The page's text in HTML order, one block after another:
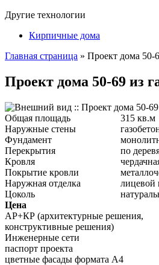
Другие технологии
Кирпичные дома
Главная страница » Проект дома 50-
Проект дома 50-69 из
Общая площадь
315 кв.м
Наружные стены
Фундамент
Перекрытия
по
Кровля
Покрытие кровли
Наружная отделка
лицевой
Цоколь
Цена
АР+КР (архитектурные решения,
конструктивные решения)
Инженерные сети
паспорт проекта
цветные фасады формата А4